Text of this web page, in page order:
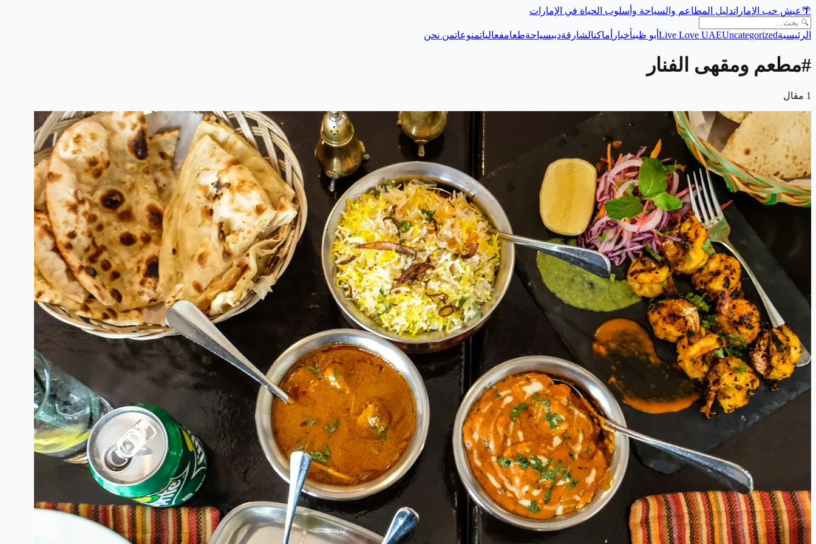
🌴عيش حب الإماراتدليل المطاعم والسياحة وأسلوب الحياة في الإمارات
الرئيسية Live Love UAEUncategorized أبو ظبيأخبار أماكنالشارقةدبيسياحةطعامفعالياتمنوعاتمن نحن
#مطعم ومقهى الفنار
1 مقال